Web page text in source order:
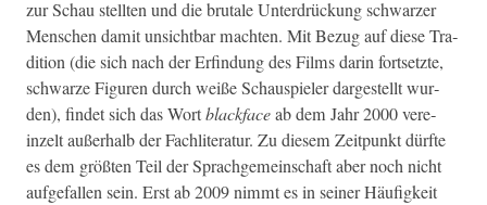
zur Schau stell­ten und die bru­tale Unter­drück­ung schwarz­er
Men­schen damit unsicht­bar macht­en. Mit Bezug auf diese Tra­
di­tion (die sich nach der Erfind­ung des Films darin fort­set­zte,
schwarze Fig­uren durch weiße Schaus­piel­er dargestellt wur­
den), find­et sich das Wortblack­faceab dem Jahr 2000 vere­
inzelt außer­halb der Fach­lit­er­atur. Zu diesem Zeit­punkt dürfte
es dem größten Teil der Sprachge­mein­schaft aber noch nicht
aufge­fall­en sein. Erst ab 2009 nimmt es in sein­er Häu­figkeit